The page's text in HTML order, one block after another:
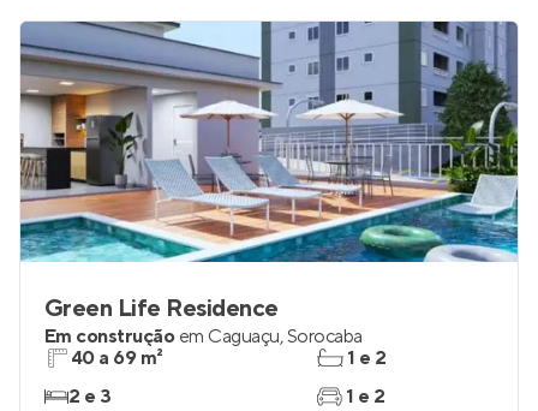
Green Life Residence
Em construção em Caguaçu,Sorocaba
40 a 69 m²
2 e 3
1 e 2
1 e 2